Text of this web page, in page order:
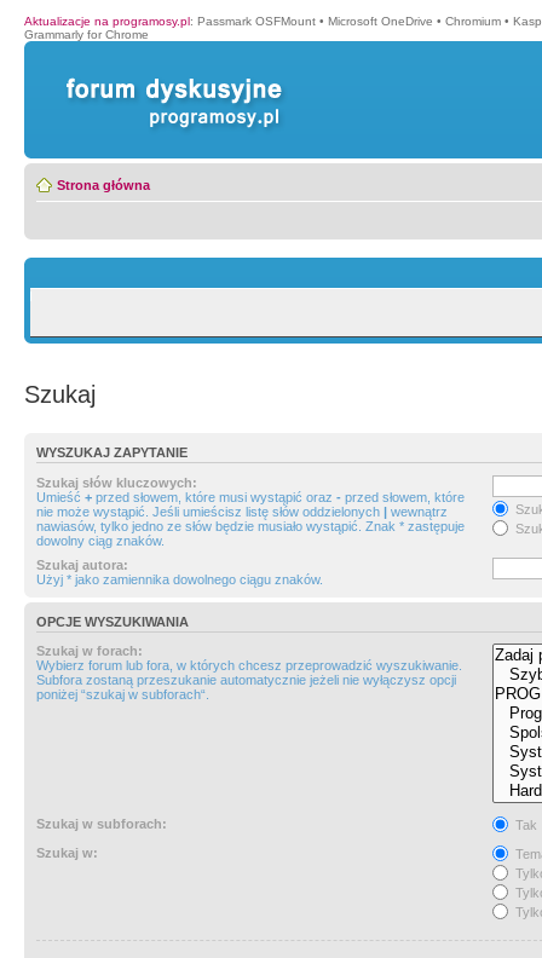
Aktualizacje na programosy.pl: Passmark OSFMount • Microsoft OneDrive • Chromium •
Grammarly for Chrome
Strona główna
Szukaj
WYSZUKAJ ZAPYTANIE
Szukaj słów kluczowych:
Umieść + przed słowem, które musi wystąpić oraz - przed słowem, które
nie może wystąpić. Jeśli umieścisz listę słów oddzielonych | wewnątrz
nawiasów, tylko jedno ze słów będzie musiało wystąpić. Znak * zastępuje
dowolny ciąg znaków.
Szukaj autora:
Użyj * jako zamiennika dowolnego ciągu znaków.
OPCJE WYSZUKIWANIA
Szukaj w forach:
Wybierz forum lub fora, w których chcesz przeprowadzić wyszukiwanie.
Subfora zostaną przeszukanie automatycznie jeżeli nie wyłączysz opcji
poniżej “szukaj w subforach“.
Szukaj w subforach:
Tak
Szukaj w: